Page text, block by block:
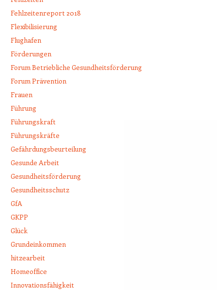
Fehlzeitenreport 2018
Flexibilisierung
Flughafen
Förderungen
Forum Betriebliche Gesundheitsförderung
Forum Prävention
Frauen
Führung
Führungskraft
Führungskräfte
Gefährdungsbeurteilung
Gesunde Arbeit
Gesundheitsförderung
Gesundheitsschutz
GfA
GKPP
Glück
Grundeinkommen
hitzearbeit
Homeoffice
Innovationsfähigkeit